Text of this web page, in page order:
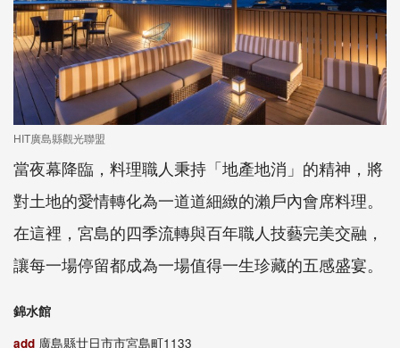
HIT廣島縣觀光聯盟
當夜幕降臨，料理職人秉持「地產地消」的精神，將
對土地的愛情轉化為一道道細緻的瀨戶內會席料理。
在這裡，宮島的四季流轉與百年職人技藝完美交融，
讓每一場停留都成為一場值得一生珍藏的五感盛宴。
錦水館
add 廣島縣廿日市市宮島町1133